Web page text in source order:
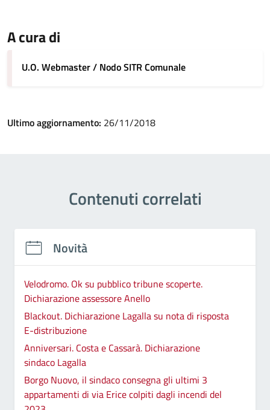
A cura di
U.O. Webmaster / Nodo SITR Comunale
Ultimo aggiornamento: 26/11/2018
Contenuti correlati
Novità
Velodromo. Ok su pubblico tribune scoperte.
Dichiarazione assessore Anello
Blackout. Dichiarazione Lagalla su nota di risposta
E-distribuzione
Anniversari. Costa e Cassarà. Dichiarazione
sindaco Lagalla
Borgo Nuovo, il sindaco consegna gli ultimi 3
appartamenti di via Erice colpiti dagli incendi del